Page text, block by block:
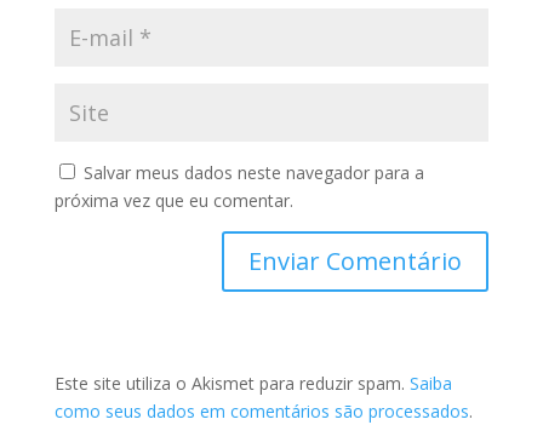
Salvar meus dados neste navegador para a
próxima vez que eu comentar.
Este site utiliza o Akismet para reduzir spam. Saiba
como seus dados em comentários são processados.